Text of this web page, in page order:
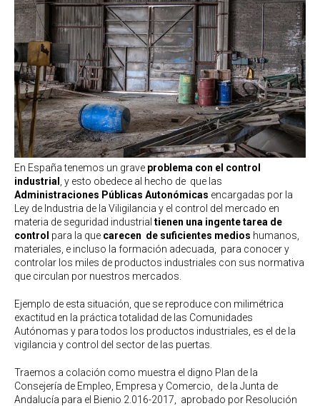
En España tenemos un grave problema con el control
industrial
, y esto obedece al hecho de que las
Administraciones Públicas Autonómicas encargadas por la
Ley de Industria de la Viligilancia y el control del mercado en
materia de seguridad industrial tienen una ingente tarea de
control para la que carecen de suficientes medios humanos,
materiales, e incluso la formación adecuada, para conocer y
controlar los miles de productos industriales con sus normativa
que circulan por nuestros mercados.
Ejemplo de esta situación, que se reproduce con milimétrica
exactitud en la práctica totalidad de las Comunidades
Autónomas y para todos los productos industriales, es el de la
vigilancia y control del sector de las puertas.
Traemos a colación como muestra el digno Plan de la
Consejería de Empleo, Empresa y Comercio, de la Junta de
Andalucía para el Bienio 2.016-2017, aprobado por Resolución